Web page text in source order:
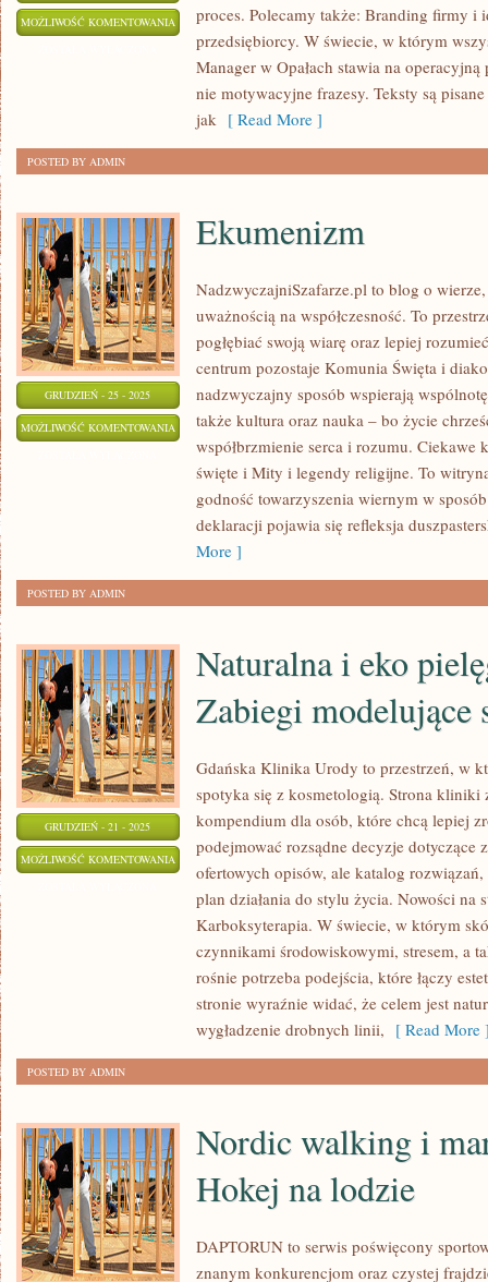
MOŻLIWOŚĆ KOMENTOWANIA ANALIZA
EFEKTYWNOŚCI
PRACOWNIKÓW
proces. Polecamy także: Branding firmy
przedsiębiorcy. W świecie, w którym
Manager w Opałach stawia na
nie motywacyjne frazesy. Teksty są
jak [ Read More ]
POSTED BY ADMIN
GRUDZIEŃ - 25 - 2025
MOŻLIWOŚĆ KOMENTOWANIA EKUMENIZM
Ekumenizm
NadzwyczajniSzafarze.pl to blog o
uważnością na współczesność. To
pogłębiać swoją wiarę oraz lepiej
centrum pozostaje Komunia Święta i
nadzwyczajny sposób wspierają
także kultura oraz nauka – bo życie
współbrzmienie serca i rozumu. Ciekawe
święte i Mity i legendy religijne. To
godność towarzyszenia wiernym w
deklaracji pojawia się refleksja
More ]
POSTED BY ADMIN
GRUDZIEŃ - 21 - 2025
MOŻLIWOŚĆ KOMENTOWANIA NATURALNA
MODELUJĄCE
Naturalna i eko
Zabiegi modelujące
Gdańska Klinika Urody to przestrzeń, w
spotyka się z kosmetologią. Strona kliniki
kompendium dla osób, które chcą lepiej
podejmować rozsądne decyzje
ofertowych opisów, ale katalog
plan działania do stylu życia. Nowości na
Karboksyterapia. W świecie, w którym
czynnikami środowiskowymi, stresem, a
rośnie potrzeba podejścia, które łączy
stronie wyraźnie widać, że celem jest
wygładzenie drobnych linii, [ Read More
POSTED BY ADMIN
Nordic walking i
Hokej na lodzie
DAPTORUN to serwis poświęcony
znanym konkurencjom oraz czystej